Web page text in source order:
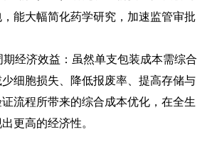
能大幅简化药学研究，加速监管审批
经济效益：虽然单支包装成本需综合
细胞损失、降低报废率、提高存储与
流程所带来的综合成本优化，在全生
更高的经济性。